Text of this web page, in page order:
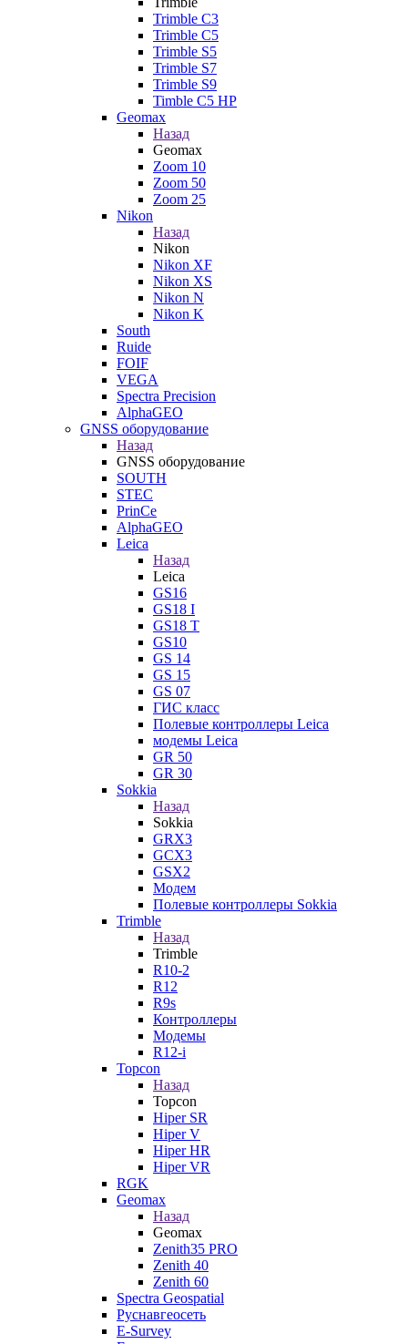
Trimble C3
Trimble C5
Trimble S5
Trimble S7
Trimble S9
Timble C5 HP
Geomax
Назад
Geomax
Zoom 10
Zoom 50
Zoom 25
Nikon
Назад
Nikon
Nikon XF
Nikon XS
Nikon N
Nikon K
South
Ruide
FOIF
VEGA
Spectra Precision
AlphaGEO
GNSS оборудование
Назад
GNSS оборудование
SOUTH
STEC
PrinCe
AlphaGEO
Leica
Назад
Leica
GS16
GS18 I
GS18 T
GS10
GS 14
GS 15
GS 07
ГИС класс
Полевые контроллеры Leica
модемы Leica
GR 50
GR 30
Sokkia
Назад
Sokkia
GRX3
GCX3
GSX2
Модем
Полевые контроллеры Sokkia
Trimble
Назад
Trimble
R10-2
R12
R9s
Контроллеры
Модемы
R12-i
Topcon
Назад
Topcon
Hiper SR
Hiper V
Hiper HR
Hiper VR
RGK
Geomax
Назад
Geomax
Zenith35 PRO
Zenith 40
Zenith 60
Spectra Geospatial
Руснавгеосеть
E-Survey